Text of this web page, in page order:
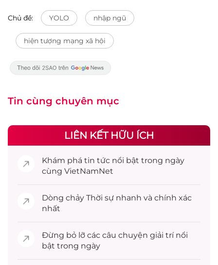
Chủ đề: YOLO nhập ngũ
hiện tượng mạng xã hội
Tin cùng chuyên mục
LIÊN KẾT HỮU ÍCH
Khám phá tin tức nổi bật trong ngày
cùng VietNamNet
Dòng chảy Thời sự nhanh và chính xác
nhất
Đừng bỏ lỡ các câu chuyện giải trínổi
bật trong ngày